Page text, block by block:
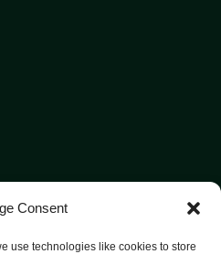
Consent
use technologies like cookies to store